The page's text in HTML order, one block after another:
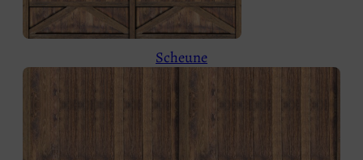
Scheune